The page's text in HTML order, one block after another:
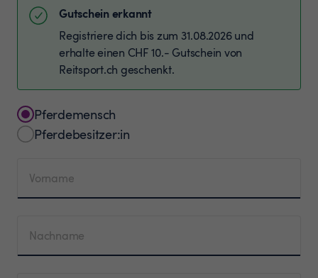
Gutschein erkannt
Registriere dich bis zum 31.08.2026 und
erhalte einen CHF 10.- Gutschein von
Reitsport.ch geschenkt.
Pferdemensch
Pferdebesitzer:in
Vorname
Nachname